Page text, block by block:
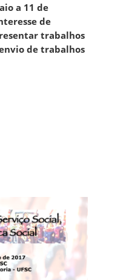
a 11 de
de
trabalhos
de trabalhos